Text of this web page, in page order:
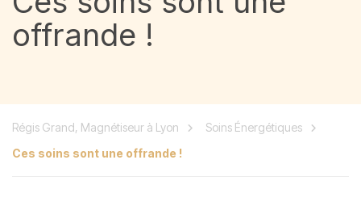
offrande !
Régis Grand, Magnétiseur à Lyon
Soins Énergétiques
Ces soins sont une offrande !